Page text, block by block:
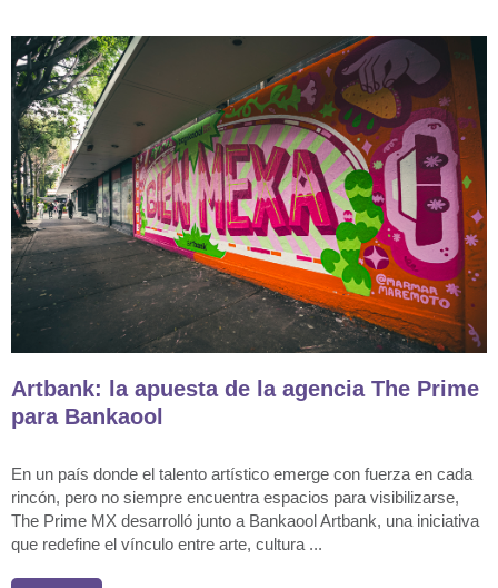
Artbank: la apuesta de la agencia The Prime
para Bankaool
En un país donde el talento artístico emerge con fuerza en cada
rincón, pero no siempre encuentra espacios para visibilizarse,
The Prime MX desarrolló junto a Bankaool Artbank, una iniciativa
que redefine el vínculo entre arte, cultura ...